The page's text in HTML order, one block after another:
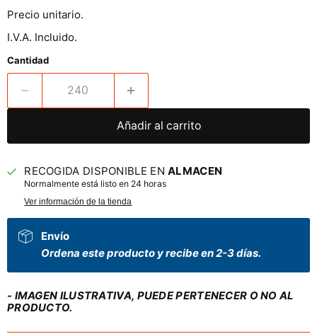
Precio unitario.
I.V.A. Incluido.
Cantidad
Añadir al carrito
RECOGIDA DISPONIBLE ENALMACEN
Normalmente está listo en 24 horas
Ver información de la tienda
Envío
Ordena este producto y recibe en 2-3 días.
- IMAGEN ILUSTRATIVA, PUEDE PERTENECER O NO AL
PRODUCTO.